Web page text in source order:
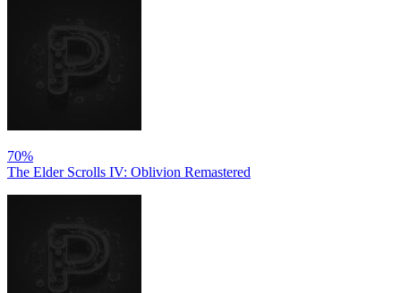
70%
The Elder Scrolls IV: Oblivion Remastered